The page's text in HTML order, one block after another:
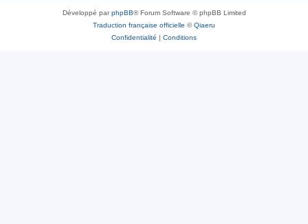
Développé parphpBB® Forum Software © phpBB Limited
Traduction française officielle ©Qiaeru
Confidentialité | Conditions